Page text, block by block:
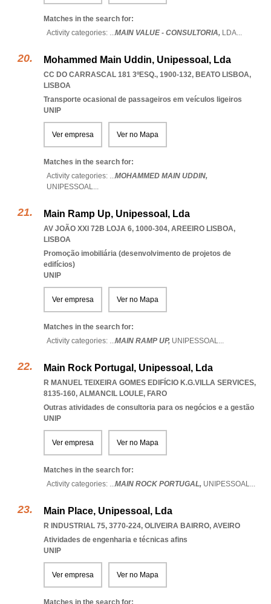
Matches in the search for:
Activity categories: ...MAIN VALUE - CONSULTORIA, LDA...
Mohammed Main Uddin, Unipessoal, Lda
CC DO CARRASCAL 181 3ºESQ., 1900-132, BEATO LISBOA,
LISBOA
Transporte ocasional de passageiros em veículos ligeiros
UNIP
Ver empresa Ver no Mapa
Matches in the search for:
Activity categories: ...MOHAMMED MAIN UDDIN,
UNIPESSOAL...
Main Ramp Up, Unipessoal, Lda
AV JOÃO XXI 72B LOJA 6, 1000-304, AREEIRO LISBOA,
LISBOA
Promoção imobiliária (desenvolvimento de projetos de
edifícios)
UNIP
Ver empresa Ver no Mapa
Matches in the search for:
Activity categories: ...MAIN RAMP UP, UNIPESSOAL...
Main Rock Portugal, Unipessoal, Lda
R MANUEL TEIXEIRA GOMES EDIFÍCIO K.G.VILLA SERVICES,
8135-160, ALMANCIL LOULE, FARO
Outras atividades de consultoria para os negócios e a gestão
UNIP
Ver empresa Ver no Mapa
Matches in the search for:
Activity categories: ...MAIN ROCK PORTUGAL, UNIPESSOAL...
Main Place, Unipessoal, Lda
R INDUSTRIAL 75, 3770-224, OLIVEIRA BAIRRO, AVEIRO
Atividades de engenharia e técnicas afins
UNIP
Ver empresa Ver no Mapa
Matches in the search for: